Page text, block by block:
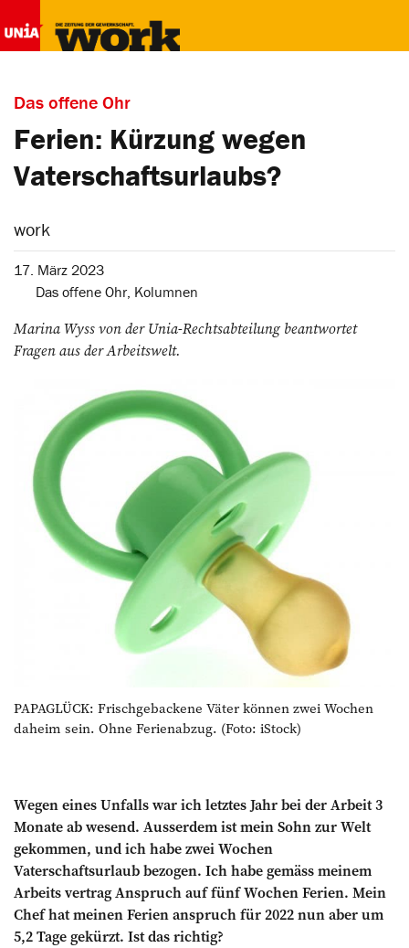
Das offene Ohr
Ferien: Kürzung wegen
Vaterschaftsurlaubs?
work
17. März 2023
Das offene Ohr, Kolumnen
Marina Wyss von der Unia-Rechtsabteilung beantwortet
Fragen aus der Arbeitswelt.
PAPAGLÜCK: Frischgebackene Väter können zwei Wochen
daheim sein. Ohne Ferienabzug. (Foto: iStock)
Wegen eines Unfalls war ich letztes Jahr bei der Arbeit 3
Monate ab­ wesend. Ausserdem ist mein Sohn zur Welt
gekommen, und ich habe zwei Wochen
Vaterschaftsurlaub bezogen. Ich habe gemäss meinem
Arbeits­ vertrag Anspruch auf fünf Wochen Ferien. Mein
Chef hat meinen Ferien­ anspruch für 2022 nun aber um
5,2 Tage gekürzt. Ist das richtig?